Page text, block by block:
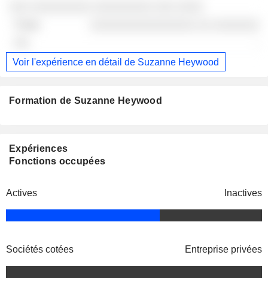
Voir l'expérience en détail de Suzanne Heywood
Formation de Suzanne Heywood
Expériences
Fonctions occupées
Actives Inactives
Sociétés cotées Entreprise privées